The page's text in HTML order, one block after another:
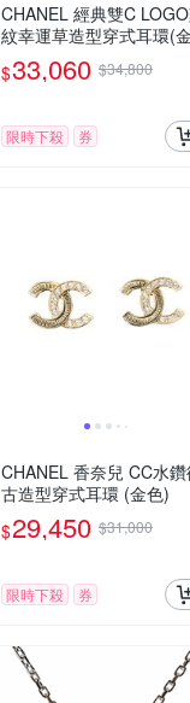
CHANEL 經典雙C
紋幸運草造型穿式耳環(金
色)
$33,060 $34,800
限時下殺 券
CHANEL 香奈兒 CC水鑽
古造型穿式耳環 (金色)
$29,450 $31,000
限時下殺 券